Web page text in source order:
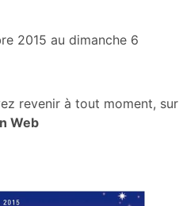
2015 au dimanche 6
revenir à tout moment, sur
Web